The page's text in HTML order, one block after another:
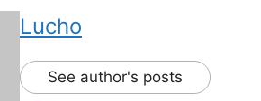
Lucho
See author's posts